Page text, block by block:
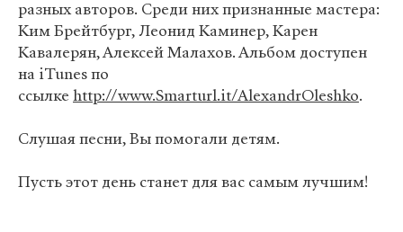
разных авторов. Среди них признанные мастера:
Ким Брейтбург, Леонид Каминер, Карен
Кавалерян, Алексей Малахов. Альбом доступен
на iTunes по
ссылке http://www.Smarturl.it/AlexandrOleshko.
Слушая песни, Вы помогали детям.
Пусть этот день станет для вас самым лучшим!